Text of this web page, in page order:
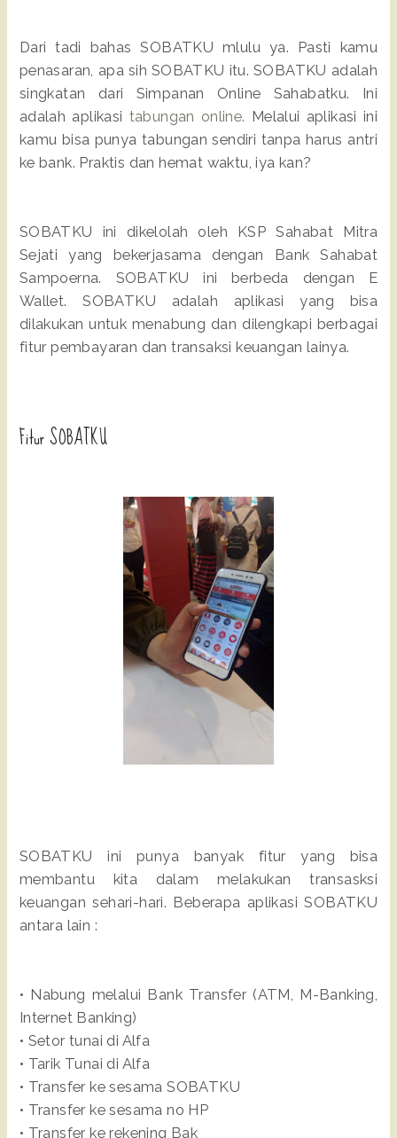
Dari tadi bahas SOBATKU mlulu ya. Pasti kamu
penasaran, apa sih SOBATKU itu. SOBATKU adalah
singkatan dari Simpanan Online Sahabatku. Ini
adalah aplikasi tabungan online. Melalui aplikasi ini
kamu bisa punya tabungan sendiri tanpa harus antri
ke bank. Praktis dan hemat waktu, iya kan?
SOBATKU ini dikelolah oleh KSP Sahabat Mitra
Sejati yang bekerjasama dengan Bank Sahabat
Sampoerna. SOBATKU ini berbeda dengan E
Wallet. SOBATKU adalah aplikasi yang bisa
dilakukan untuk menabung dan dilengkapi berbagai
fitur pembayaran dan transaksi keuangan lainya.
Fitur SOBATKU
SOBATKU ini punya banyak fitur yang bisa
membantu kita dalam melakukan transasksi
keuangan sehari-hari. Beberapa aplikasi SOBATKU
antara lain :
• Nabung melalui Bank Transfer (ATM, M-Banking,
Internet Banking)
• Setor tunai di Alfa
• Tarik Tunai di Alfa
• Transfer ke sesama SOBATKU
• Transfer ke sesama no HP
• Transfer ke rekening Bak